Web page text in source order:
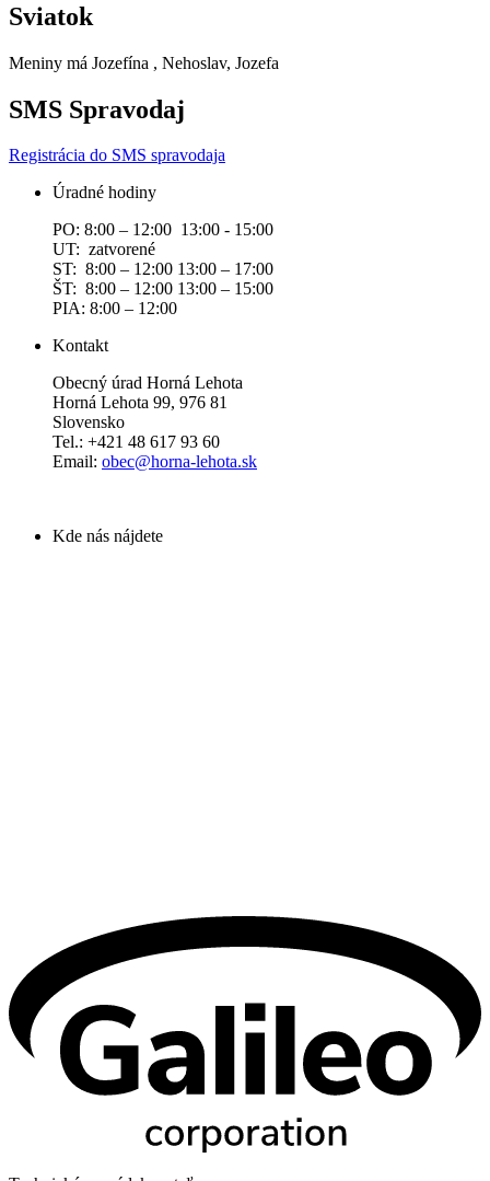
Sviatok
Meniny má Jozefína , Nehoslav, Jozefa
SMS Spravodaj
Registrácia do SMS spravodaja
Úradné hodiny
PO: 8:00 – 12:00 13:00 - 15:00
UT: zatvorené
ST: 8:00 – 12:00 13:00 – 17:00
ŠT: 8:00 – 12:00 13:00 – 15:00
PIA: 8:00 – 12:00
Kontakt
Obecný úrad Horná Lehota
Horná Lehota 99, 976 81
Slovensko
Tel.: +421 48 617 93 60
Email: obec@horna-lehota.sk
Kde nás nájdete